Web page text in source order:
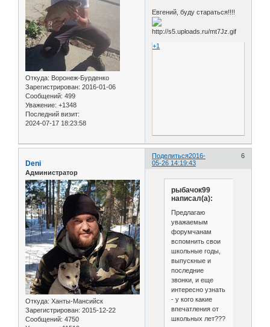
Откуда: Воронеж-Бурденко
Зарегистрирован: 2016-01-06
Сообщений: 499
Уважение: +1348
Последний визит:
2024-07-17 18:23:58
Евгений, буду стараться!!!!
+1
Поделиться 6
2016-
05-26 14:19:43
Deni
Администратор
Откуда: Ханты-Мансийск
Зарегистрирован: 2015-12-22
Сообщений: 4750
рыбачок99
написал(а):
Предлагаю
уважаемым
форумчанам
вспомнить свои
школьные годы,
выпускные и
последние
звонки, и еще
интересно узнать
- у кого какие
впечатления от
школьных лет???